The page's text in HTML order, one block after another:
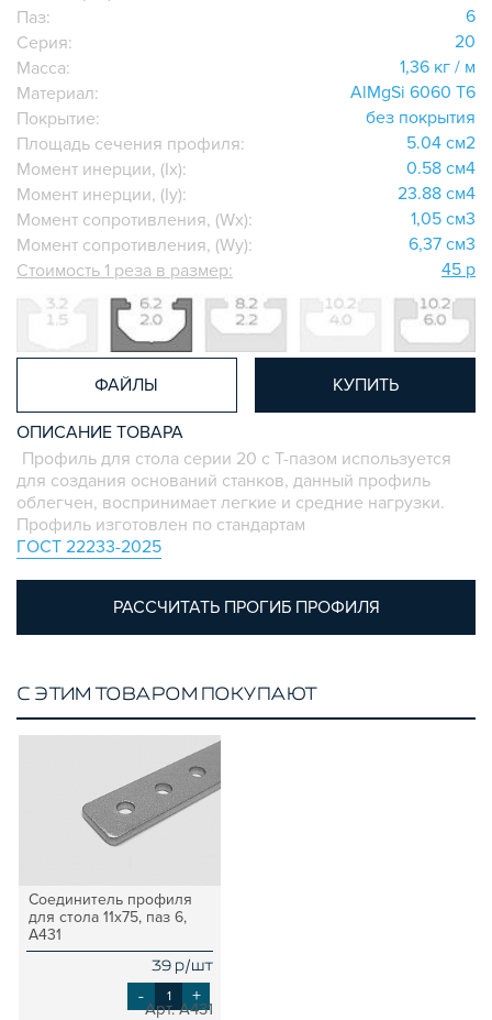
ПРОМЫШЛЕННАЯ МЕБЕЛЬ
СИСТЕМА ЛЕСТНИЦ И ПЛАТФОРМ
БЫСТРЫЕ СОЕДИНИТЕЛИ
ВИНТОВЫЕ СОЕДИНИТЕЛИ И ВТУЛКИ
ШАРНИРНЫЕ И ПОДВИЖНЫЕ СОЕДИНИТЕЛИ
ЗАГЛУШКИ
НАБОРЫ
ПЕТЛИ, РУЧКИ, ЗАМКИ, ЗАЩЕЛКИ
ЭЛЕМЕНТЫ ДЛЯ КРЕПЛЕНИЯ КАБЕЛЕЙ,
ПАНЕЛЕЙ, ЛИСТА, СЕТКИ
ОПОРЫ, ПОДВЕСЫ
КОМПОНЕНТЫ ДЛЯ КОНВЕЙЕРОВ
КОЛЁСА
ОСНАСТКА
МЕТРИЧЕСКИЙ КРЕПЕЖ
ПЛАСТИКОВЫЕ КОРОБКИ
Паз:
6
Серия:
20
Масса:
1,36 кг / м
Материал:
AlMgSi 6060 Т6
Покрытие:
без покрытия
Площадь сечения профиля:
5.04 см2
Момент инерции, (Ix):
0.58 см4
Момент инерции, (Iy):
23.88 см4
Момент сопротивления, (Wx):
1,05 см3
Момент сопротивления, (Wy):
6,37 см3
Стоимость 1 реза в размер:
45 р
ФАЙЛЫ КУПИТЬ
ОПИСАНИЕ ТОВАРА
Профиль для стола серии 20 с Т-пазом используется
для создания оснований станков, данный профиль
облегчен, воспринимает легкие и средние нагрузки.
Профиль изготовлен по стандартам
ГОСТ 22233-2025
РАССЧИТАТЬ ПРОГИБ ПРОФИЛЯ
С ЭТИМ ТОВАРОМ ПОКУПАЮТ
Соединитель профиля
для стола 11х75, паз 6,
A431
39 р/шт
- +
A431